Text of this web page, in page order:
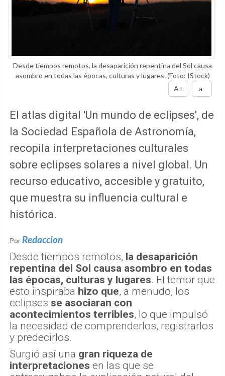
Desde tiempos remotos, la desaparición repentina del Sol causa
asombro en todas las épocas, culturas y lugares.(Foto: IStock)
A+
a-
El atlas digital 'Un mundo de eclipses', de
la Sociedad Española de Astronomía,
recopila interpretaciones culturales
sobre eclipses solares a nivel global. Un
recurso educativo, accesible y gratuito,
que muestra su influencia cultural e
histórica.
Por Redaccion
Desde tiempos remotos, la desaparición
repentina del Sol causa asombro en todas
las épocas, culturas y lugares. El temor que
esto inspiraba hizo que, a menudo, los
eclipses se asociaran con
acontecimientos terribles, lo que impulsó
la necesidad de comprenderlos, registrarlos
y predecirlos.
Surgió así una gran riqueza de
interpretaciones en las que se